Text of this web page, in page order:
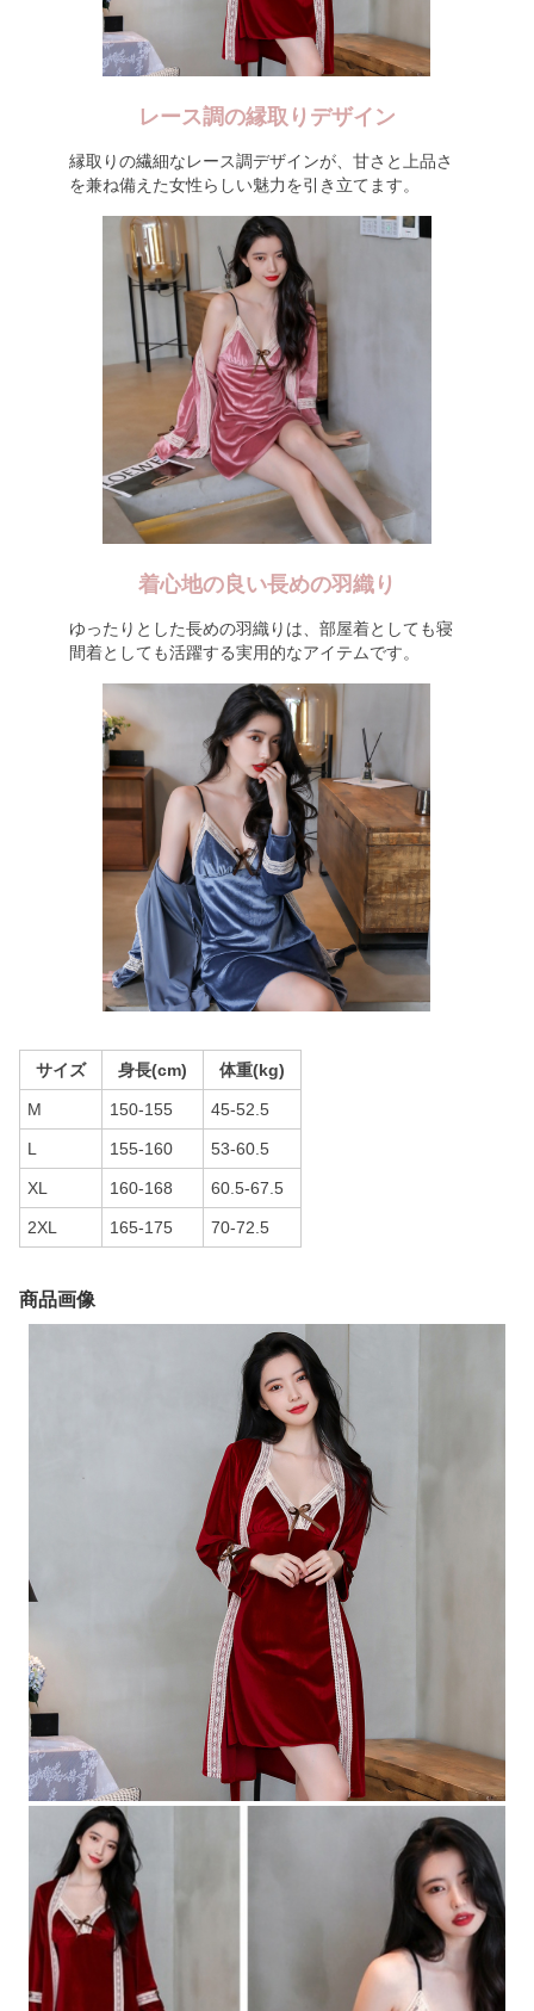
レース調の縁取りデザイン
縁取りの繊細なレース調デザインが、甘さと上品さ
を兼ね備えた女性らしい魅力を引き立てます。
着心地の良い長めの羽織り
ゆったりとした長めの羽織りは、部屋着としても寝
間着としても活躍する実用的なアイテムです。
サイズ 身長(cm) 体重(kg)
M 150-155 45-52.5
L 155-160 53-60.5
XL 160-168 60.5-67.5
2XL 165-175 70-72.5
商品画像